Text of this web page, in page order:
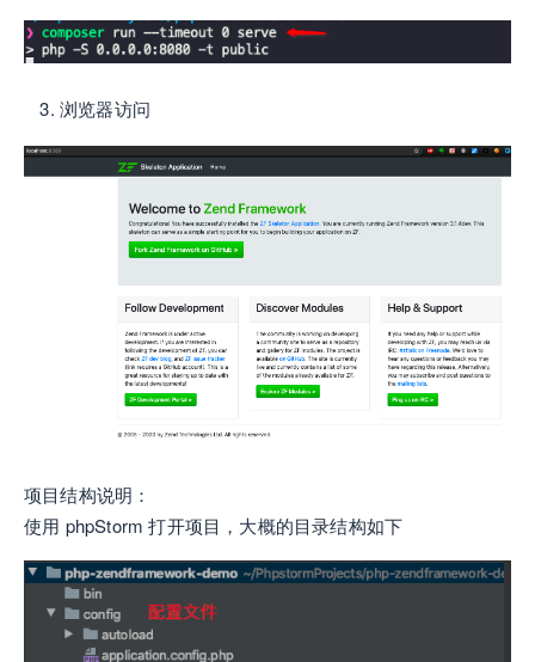
浏览器访问
项目结构说明：
使用 phpStorm 打开项目，大概的目录结构如下